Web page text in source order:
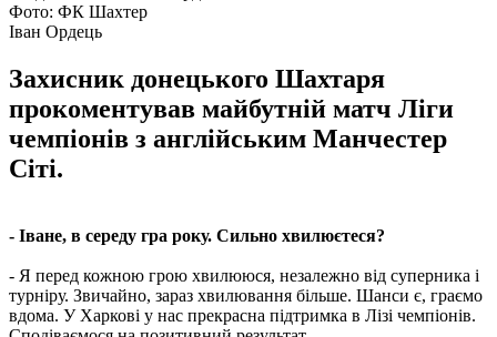
Фото: ФК Шахтер
Іван Ордець
Захисник донецького Шахтаря
прокоментував майбутній матч Ліги
чемпіонів з англійським Манчестер
Сіті.
- Іване, в середу гра року. Сильно хвилюєтеся?
- Я перед кожною грою хвилююся, незалежно від суперника і
турніру. Звичайно, зараз хвилювання більше. Шанси є, граємо
вдома. У Харкові у нас прекрасна підтримка в Лізі чемпіонів.